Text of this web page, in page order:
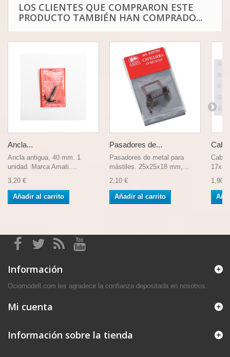
LOS CLIENTES QUE COMPRARON ESTE
PRODUCTO TAMBIÉN HAN COMPRADO...
Ancla...
Ancla antigua, 40 mm. 1
unidad. Marca Amati....
3,20 €
Añadir al carrito
Pasadores de...
Pasadores de metal para
mástiles. 25x25x18 mm,...
2,10 €
Añadir al carrito
1,90 €
Información
Ociomodell.com les agradece la confianza depositada en nosotros.
Mi cuenta
Información sobre la tienda